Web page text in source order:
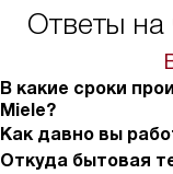
Ответы на
В какие сроки
Miele?
Как давно вы
Откуда бытовая